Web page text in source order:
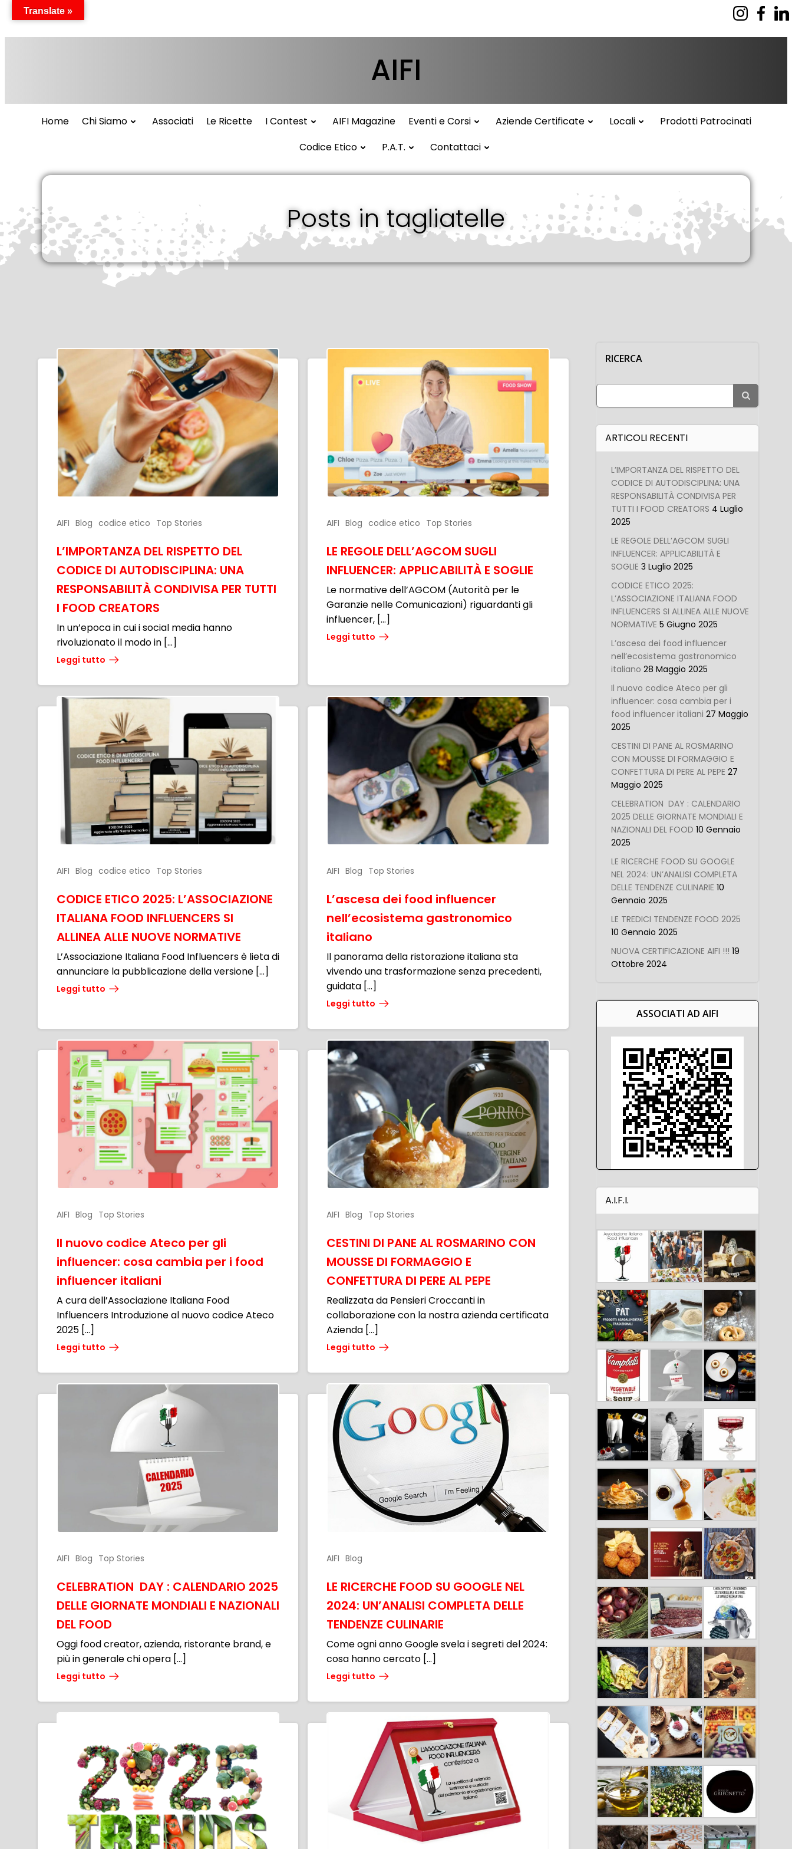
contenuto
AIFI
Home Chi Siamo Associati Le Ricette I Contest AIFI Magazine Eventi e Corsi Aziende Certificate Locali
Prodotti Patrocinati
Codice Etico
P.A.T. Contattaci
Posts in tagliatelle
AIFI Blog codice etico Top Stories
L’IMPORTANZA DEL RISPETTO DEL
CODICE DI AUTODISCIPLINA: UNA
RESPONSABILITÀ CONDIVISA PER TUTTI
I FOOD CREATORS
In un’epoca in cui i social media hanno
rivoluzionato il modo in […]
Leggi tutto
AIFI Blog codice etico Top Stories
LE REGOLE DELL’AGCOM SUGLI
INFLUENCER: APPLICABILITÀ E SOGLIE
Le normative dell’AGCOM (Autorità per le
Garanzie nelle Comunicazioni) riguardanti gli
influencer, […]
Leggi tutto
AIFI Blog codice etico Top Stories
CODICE ETICO 2025: L’ASSOCIAZIONE
ITALIANA FOOD INFLUENCERS SI
ALLINEA ALLE NUOVE NORMATIVE
L’Associazione Italiana Food Influencers è lieta di
annunciare la pubblicazione della versione […]
Leggi tutto
AIFI Blog Top Stories
L’ascesa dei food influencer
nell’ecosistema gastronomico
italiano
Il panorama della ristorazione italiana sta
vivendo una trasformazione senza precedenti,
guidata […]
Leggi tutto
AIFI Blog Top Stories
Il nuovo codice Ateco per gli
influencer: cosa cambia per i food
influencer italiani
A cura dell’Associazione Italiana Food
Influencers Introduzione al nuovo codice Ateco
2025 […]
Leggi tutto
AIFI Blog Top Stories
CESTINI DI PANE AL ROSMARINO CON
MOUSSE DI FORMAGGIO E
CONFETTURA DI PERE AL PEPE
Realizzata da Pensieri Croccanti in
collaborazione con la nostra azienda certificata
Azienda […]
Leggi tutto
AIFI Blog Top Stories
CELEBRATION DAY : CALENDARIO 2025
DELLE GIORNATE MONDIALI E NAZIONALI
DEL FOOD
Oggi food creator, azienda, ristorante brand, e
più in generale chi opera […]
Leggi tutto
AIFI Blog
LE RICERCHE FOOD SU GOOGLE NEL
2024: UN’ANALISI COMPLETA DELLE
TENDENZE CULINARIE
Come ogni anno Google svela i segreti del 2024:
cosa hanno cercato […]
Leggi tutto
RICERCA
Search
for:
ARTICOLI RECENTI
L’IMPORTANZA DEL RISPETTO DEL
CODICE DI AUTODISCIPLINA: UNA
RESPONSABILITÀ CONDIVISA PER
TUTTI I FOOD CREATORS 4 Luglio
2025
LE REGOLE DELL’AGCOM SUGLI
INFLUENCER: APPLICABILITÀ E
SOGLIE 3 Luglio 2025
CODICE ETICO 2025:
L’ASSOCIAZIONE ITALIANA FOOD
INFLUENCERS SI ALLINEA ALLE NUOVE
NORMATIVE 5 Giugno 2025
L’ascesa dei food influencer
nell’ecosistema gastronomico
italiano 28 Maggio 2025
Il nuovo codice Ateco per gli
influencer: cosa cambia per i
food influencer italiani 27 Maggio
2025
CESTINI DI PANE AL ROSMARINO
CON MOUSSE DI FORMAGGIO E
CONFETTURA DI PERE AL PEPE 27
Maggio 2025
CELEBRATION DAY : CALENDARIO
2025 DELLE GIORNATE MONDIALI E
NAZIONALI DEL FOOD 10 Gennaio
2025
LE RICERCHE FOOD SU GOOGLE
NEL 2024: UN’ANALISI COMPLETA
DELLE TENDENZE CULINARIE 10
Gennaio 2025
LE TREDICI TENDENZE FOOD 2025
10 Gennaio 2025
NUOVA CERTIFICAZIONE AIFI !!! 19
Ottobre 2024
ASSOCIATI AD AIFI
A.I.F.I.
Translate »